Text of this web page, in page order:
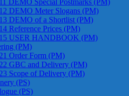
DEMO Special Postmarks (PM)
DEMO Meter Slogans (PM)
DEMO of a Shortlist (PM)
Reference Prices (PM)
USER HANDBOOK (PM)
(PM)
Order Form (PM)
GBC and Delivery (PM)
Scope of Delivery (PM)
(PS)
(PS)